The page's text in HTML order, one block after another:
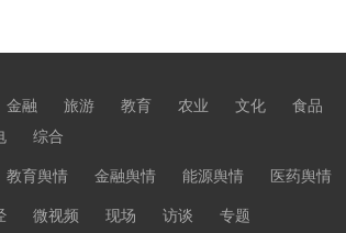
金融 旅游 教育 农业 文化 食品
综合
教育舆情 金融舆情 能源舆情 医药舆情
微视频 现场 访谈 专题